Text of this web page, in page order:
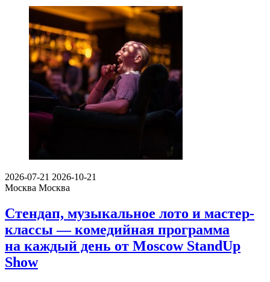
2026-07-21 2026-10-21
Москва Москва
Стендап, музыкальное лото и мастер-
классы — комедийная программа
на каждый день от Moscow StandUp
Show